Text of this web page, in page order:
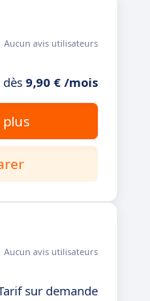
Aucun avis utilisateurs
9,90 € /mois
plus
Aucun avis utilisateurs
sur demande